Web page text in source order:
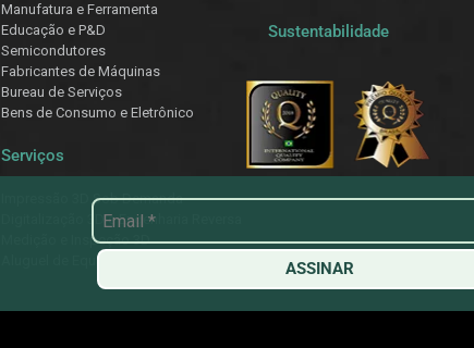
ASSINAR
Manufatura e Ferramenta
Educação e P&D
Semicondutores
Fabricantes de Máquinas
Bureau de Serviços
Bens de Consumo e Eletrônico
Serviços
Impressão 3D Sob Demanda
Digitalização 3D e Engenharia Reversa
Medição e Inspeção 3D
Aluguel de Equipamentos
Sustentabilidade